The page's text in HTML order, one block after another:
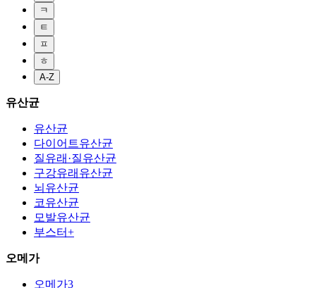
ㅋ
ㅌ
ㅍ
ㅎ
A-Z
유산균
유산균
다이어트유산균
질유래·질유산균
구강유래유산균
뇌유산균
코유산균
모발유산균
부스터+
오메가
오메가3